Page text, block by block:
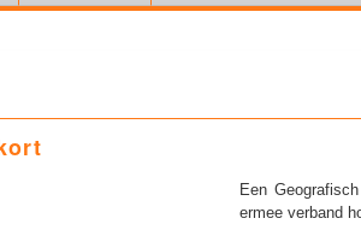
Een
ermee verband